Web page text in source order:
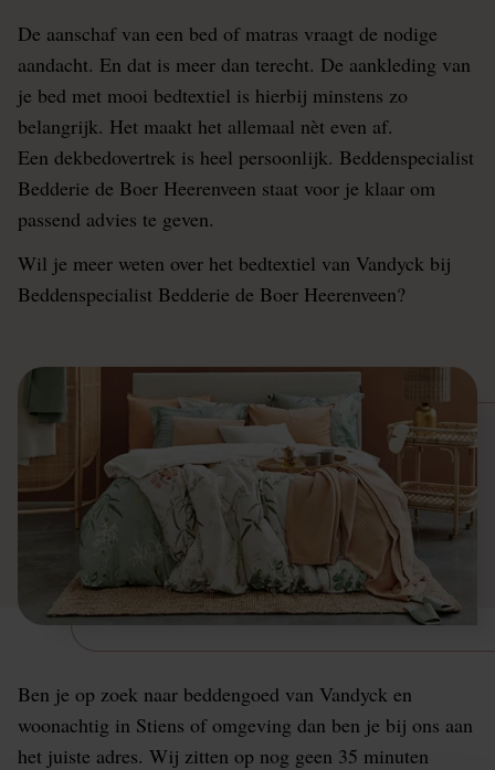
De aanschaf van een bed of matras vraagt de nodige
aandacht. En dat is meer dan terecht. De aankleding van
je bed met mooi bedtextiel is hierbij minstens zo
belangrijk. Het maakt het allemaal nèt even af.
Een dekbedovertrek is heel persoonlijk. Beddenspecialist
Bedderie de Boer Heerenveen staat voor je klaar om
passend advies te geven.
Wil je meer weten over het bedtextiel van Vandyck bij
Beddenspecialist Bedderie de Boer Heerenveen?
Ben je op zoek naar beddengoed van Vandyck en
woonachtig in Stiens of omgeving dan ben je bij ons aan
het juiste adres. Wij zitten op nog geen 35 minuten